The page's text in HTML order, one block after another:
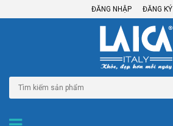
ĐĂNG NHẬP ĐĂNG KÝ